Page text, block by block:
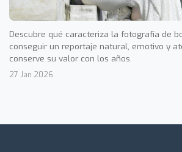
Descubre qué caracteriza la fotografía de
conseguir un reportaje natural, emotivo y
conserve su valor con los años.
27 Jan 2026